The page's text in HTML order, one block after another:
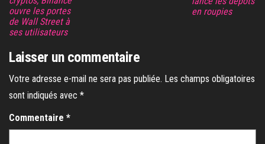
ouvre les portes
de Wall Street à
ses utilisateurs
en roupies
Laisser un commentaire
Votre adresse e-mail ne sera pas publiée. Les champs obligatoires
sont indiqués avec *
Commentaire *